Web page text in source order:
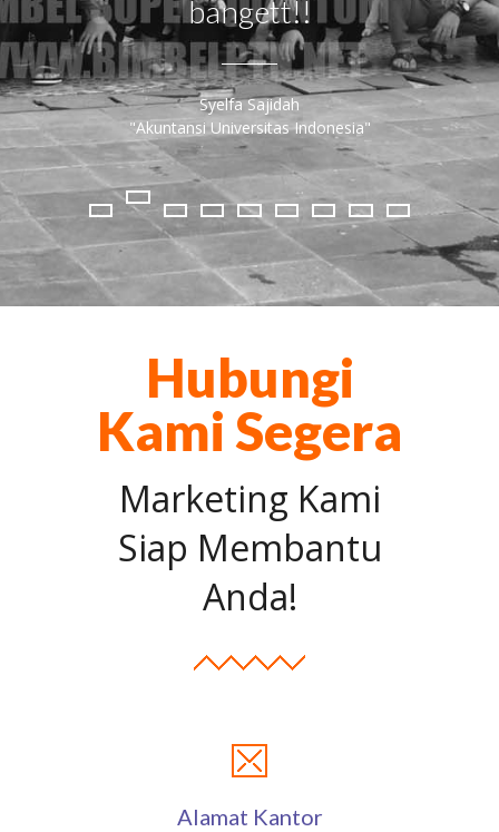
bangett!!
Syelfa Sajidah
"Akuntansi Universitas Indonesia"
Hubungi
Kami Segera
Marketing Kami
Siap Membantu
Anda!
Alamat Kantor